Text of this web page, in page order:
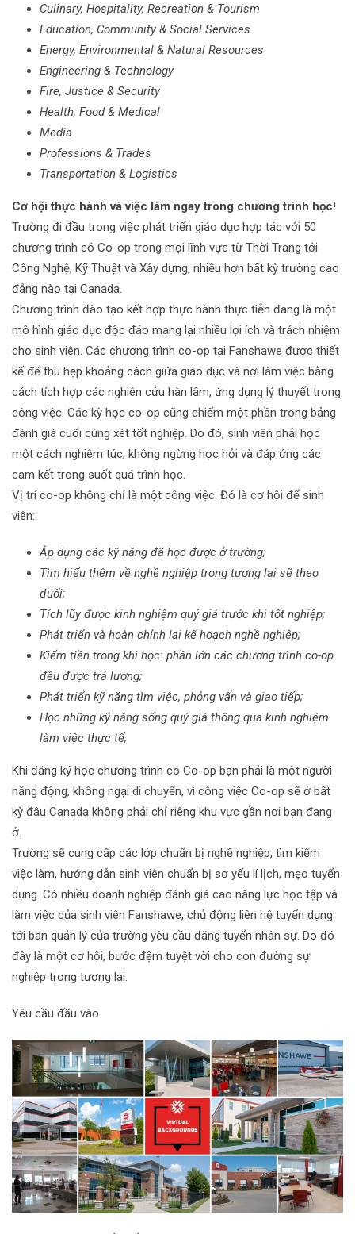
Culinary, Hospitality, Recreation & Tourism
Education, Community & Social Services
Energy, Environmental & Natural Resources
Engineering & Technology
Fire, Justice & Security
Health, Food & Medical
Media
Professions & Trades
Transportation & Logistics
Cơ hội thực hành và việc làm ngay trong chương trình học!
Trường đi đầu trong việc phát triển giáo dục hợp tác với 50
chương trình có Co-op trong mọi lĩnh vực từ Thời Trang tới
Công Nghệ, Kỹ Thuật và Xây dựng, nhiều hơn bất kỳ trường cao
đẳng nào tại Canada.
Chương trình đào tạo kết hợp thực hành thực tiễn đang là một
mô hình giáo dục độc đáo mang lại nhiều lợi ích và trách nhiệm
cho sinh viên. Các chương trình co-op tại Fanshawe được thiết
kế để thu hẹp khoảng cách giữa giáo dục và nơi làm việc bằng
cách tích hợp các nghiên cứu hàn lâm, ứng dụng lý thuyết trong
công việc. Các kỳ học co-op cũng chiếm một phần trong bảng
đánh giá cuối cùng xét tốt nghiệp. Do đó, sinh viên phải học
một cách nghiêm túc, không ngừng học hỏi và đáp ứng các
cam kết trong suốt quá trình học.
Vị trí co-op không chỉ là một công việc. Đó là cơ hội để sinh
viên:
Áp dụng các kỹ năng đã học được ở trường;
Tìm hiểu thêm về nghề nghiệp trong tương lai sẽ theo
đuổi;
Tích lũy được kinh nghiệm quý giá trước khi tốt nghiệp;
Phát triển và hoàn chỉnh lại kế hoạch nghề nghiệp;
Kiếm tiền trong khi học: phần lớn các chương trình co-op
đều được trả lương;
Phát triển kỹ năng tìm việc, phỏng vấn và giao tiếp;
Học những kỹ năng sống quý giá thông qua kinh nghiệm
làm việc thực tế;
Khi đăng ký học chương trình có Co-op bạn phải là một người
năng động, không ngại di chuyển, vì công việc Co-op sẽ ở bất
kỳ đâu Canada không phải chỉ riêng khu vực gần nơi bạn đang
ở.
Trường sẽ cung cấp các lớp chuẩn bị nghề nghiệp, tìm kiếm
việc làm, hướng dẫn sinh viên chuẩn bị sơ yếu lí lịch, mẹo tuyển
dụng. Có nhiều doanh nghiệp đánh giá cao năng lực học tập và
làm việc của sinh viên Fanshawe, chủ động liên hệ tuyển dụng
tới ban quản lý của trường yêu cầu đăng tuyển nhân sự. Do đó
đây là một cơ hội, bước đệm tuyệt vời cho con đường sự
nghiệp trong tương lai.
Yêu cầu đầu vào